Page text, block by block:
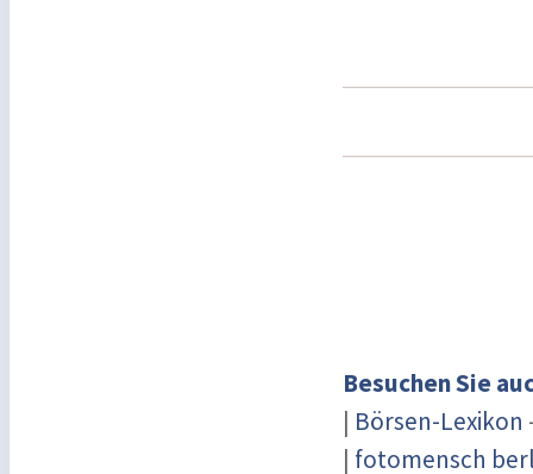
Besuchen Sie
| Börsen-Lexikon
| fotomensch